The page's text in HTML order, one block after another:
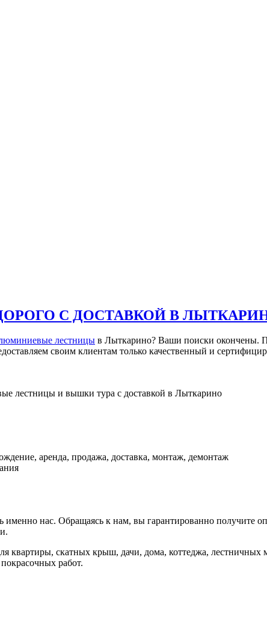
С ДОСТАВКОЙ В
лестницы в Лыткарино? Ваши поиски окончены.
своим клиентам только качественный и
лестницы и вышки тура с доставкой в Лыткарино
аренда, продажа, доставка, монтаж, демонтаж
нас. Обращаясь к нам, вы гарантированно получите
скатных крыш, дачи, дома, коттеджа, лестничных
работ.